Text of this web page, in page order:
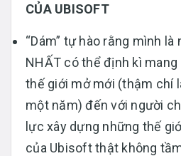
CỦA UBISOFT
“Dám” tự hào rằng mình là
NHẤT có thể định kì
thế giới mở mới (thậm chí
một năm) đến với người
lực xây dựng những thế
của Ubisoft thật không